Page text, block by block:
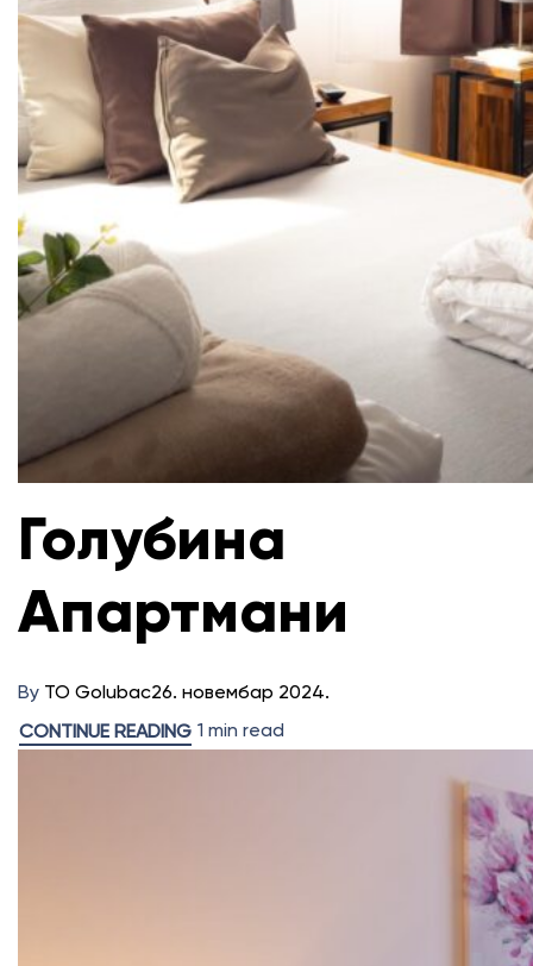
Голубина
Апартмани
By TO Golubac26. новембар 2024.
CONTINUE READING 1 min read